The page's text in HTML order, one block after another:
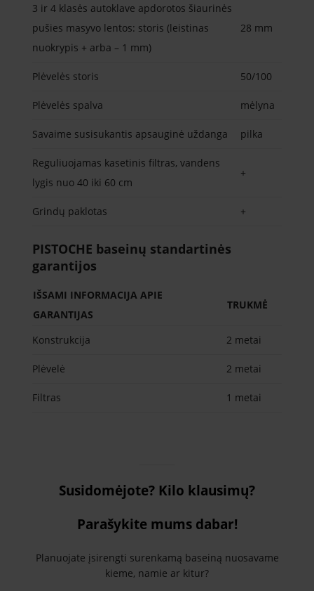
3 ir 4 klasės autoklave apdorotos šiaurinės
pušies masyvo lentos: storis (leistinas
nuokrypis + arba – 1 mm)
28 mm
Plėvelės storis 50/100
Plėvelės spalva mėlyna
Savaime susisukantis apsauginė uždanga pilka
Reguliuojamas kasetinis filtras, vandens
lygis nuo 40 iki 60 cm
+
Grindų paklotas +
PISTOCHE baseinų standartinės
garantijos
IŠSAMI INFORMACIJA APIE
GARANTIJAS
TRUKMĖ
Konstrukcija 2 metai
Plėvelė 2 metai
Filtras 1 metai
Susidomėjote? Kilo klausimų?
Parašykite mums dabar!
Planuojate įsirengti surenkamą baseiną nuosavame
kieme, namie ar kitur?